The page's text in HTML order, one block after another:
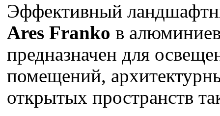
Эффективный
Ares Franko в
предназначен для
помещений,
открытых пространств